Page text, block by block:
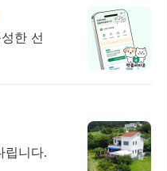
한 선
립니다.